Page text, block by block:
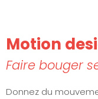
Motion
Faire bouger
Donnez du